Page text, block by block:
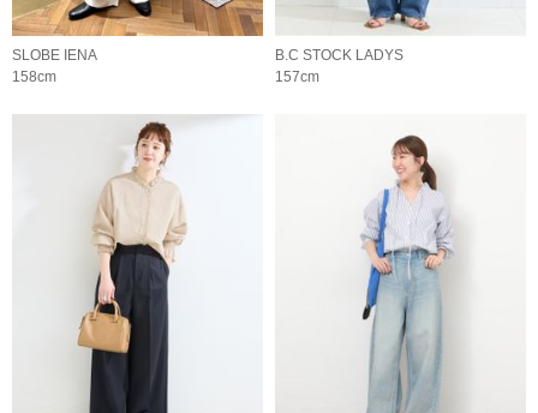
SLOBE IENA
158cm
B.C STOCK LADYS
157cm